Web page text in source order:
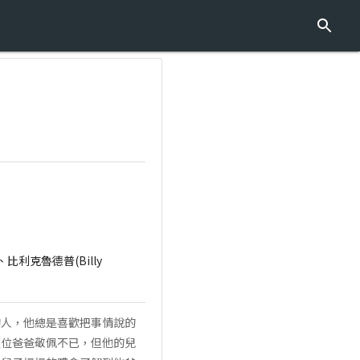
比利克魯德普(Billy
，他總是喜歡把事情說的
爸爸敬佩不已，但他的兒